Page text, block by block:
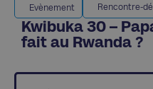
Evènement Rencontre-
Kwibuka 30 –
fait au Rwanda ?